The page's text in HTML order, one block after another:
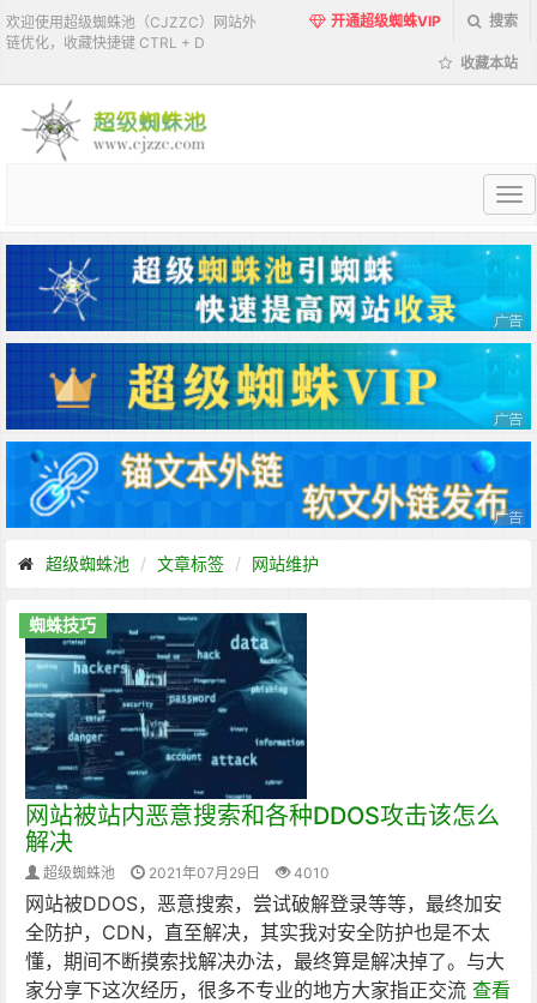
欢迎使用超级蜘蛛池（CJZZC）网站外
链优化，收藏快捷键 CTRL + D
开通超级蜘蛛VIP 搜索
收藏本站
超
蜘
蛛
池
超级蜘蛛池 文章标签 网站维护
蜘蛛技巧
网站被站内恶意搜索和各种DDOS攻击该怎么
解决
超级蜘蛛池 2021年07月29日 4010
网站被DDOS，恶意搜索，尝试破解登录等等，最终加安
全防护，CDN，直至解决，其实我对安全防护也是不太
懂，期间不断摸索找解决办法，最终算是解决掉了。与大
家分享下这次经历，很多不专业的地方大家指正交流 查看